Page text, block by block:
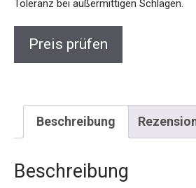
Schlägen.
Preis prüfen
Beschreibung
Beschreibung